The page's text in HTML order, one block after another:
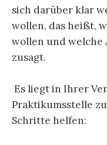
sich darüber klar
wollen, das heißt,
wollen und welche
zusagt.
Es liegt in Ihrer
Praktikumsstelle
Schritte helfen: